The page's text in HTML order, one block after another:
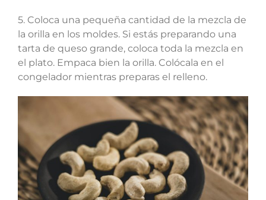
5. Coloca una pequeña cantidad de la mezcla de
la orilla en los moldes. Si estás preparando una
tarta de queso grande, coloca toda la mezcla en
el plato. Empaca bien la orilla. Colócala en el
congelador mientras preparas el relleno.